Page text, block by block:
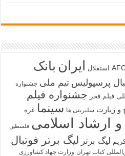
استقلال ایران بانک
پرسپولیس تیم ملی جشنواره
فیلم فجر جشنواره فیلم
و زیارت سلبریتی ها سینما غزه
ارشاد اسلامی فلسطین
لیگ برتر لیگ برتر فوتبال
کتاب تهران وزارت جهاد کشاورزی